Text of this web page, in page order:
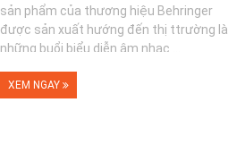
sản phẩm của thương hiệu Behringer
được sản xuất hướng đến thị ttrường là
những buổi biểu diễn âm nhạc ...
XEM NGAY